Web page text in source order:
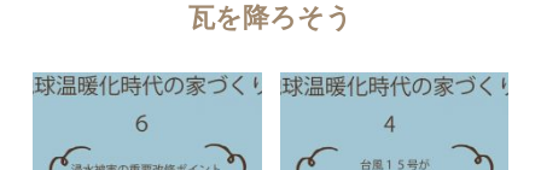
瓦を降ろそう